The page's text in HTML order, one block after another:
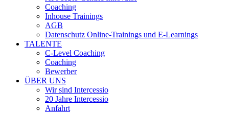
Coaching
Inhouse Trainings
AGB
Datenschutz Online-Trainings und E-Learnings
TALENTE
C-Level Coaching
Coaching
Bewerber
ÜBER UNS
Wir sind Intercessio
20 Jahre Intercessio
Anfahrt